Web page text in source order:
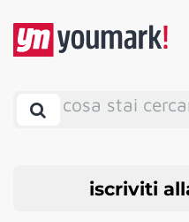
cosa stai
iscriviti